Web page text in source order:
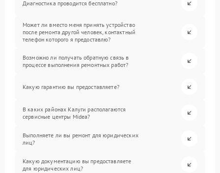
Диагностика проводится бесплатно?
Может ли вместо меня принять устройство
после ремонта другой человек, контактный
телефон которого я предоставлю?
Возможно ли получать обратную связь в
процессе выполнения ремонтных работ?
Какую гарантию вы предоставляете?
В каких районах Калуги располагаются
сервисные центры Midea?
Выполняете ли вы ремонт для юридических
лиц?
Какую документацию вы предоставляете
для юридических лиц?